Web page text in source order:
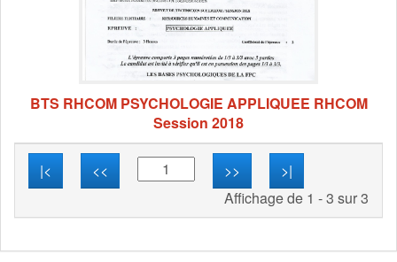
BTS RHCOM PSYCHOLOGIE APPLIQUEE RHCOM
Session 2018
|< << >>
>|
Affichage de 1 - 3 sur 3